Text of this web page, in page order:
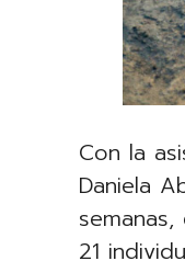
Con la
Daniela
21